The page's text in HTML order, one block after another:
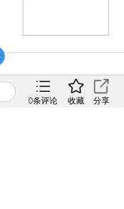
0条评论 收藏 分享